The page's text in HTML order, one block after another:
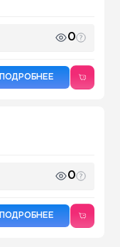
0
ПОДРОБНЕЕ
0
ПОДРОБНЕЕ